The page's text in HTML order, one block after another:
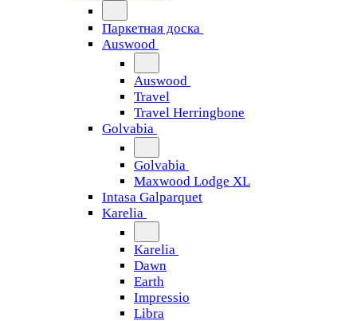
Паркетная доска
Auswood
Auswood
Travel
Travel Herringbone
Golvabia
Golvabia
Maxwood Lodge XL
Intasa Galparquet
Karelia
Karelia
Dawn
Earth
Impressio
Libra